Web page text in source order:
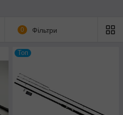
0 Фільтри
Топ